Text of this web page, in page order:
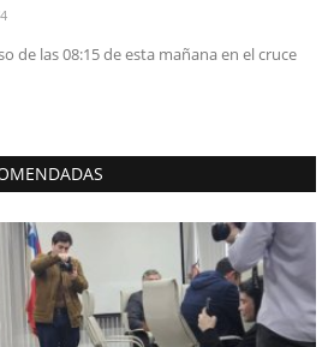
de las 08:15 de esta mañana en el cruce